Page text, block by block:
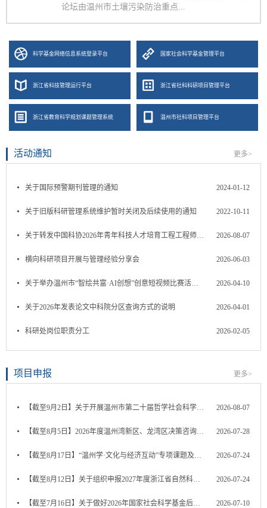
论坛由温州市土壤污染防治重点...
科学基金网络信息系统登录平台 国家社会科学基金管理平台
浙江省科技管理运行平台 浙江省社科科研项目管理平台
浙江省教育科学规划课题管理系统 温州市社科项目管理平台
活动通知 更多>
关于国际预警期刊管理的通知 2024-01-12
关于旧版科研管理系统维护暂时关闭及后续使用的通知 2022-10-11
2026-08-07
横向科研项目开展与管理经验分享会 2026-06-03
2026-04-10
关于2026年发表论文中科院分区查询方式的说明 2026-04-01
科研处岗位职责分工 2026-02-05
项目申报 更多>
2026-08-07
2026-07-28
2026-07-24
2026-07-24
2026-07-10